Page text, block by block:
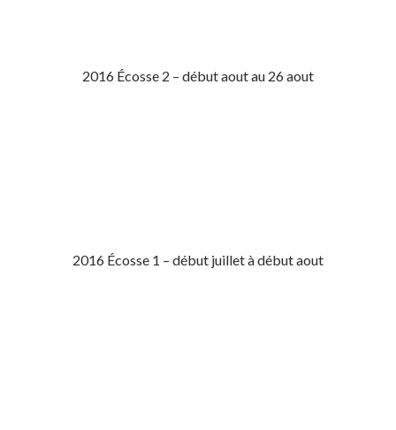
2016 Écosse 2 – début aout au 26 aout
2016 Écosse 1 – début juillet à début aout